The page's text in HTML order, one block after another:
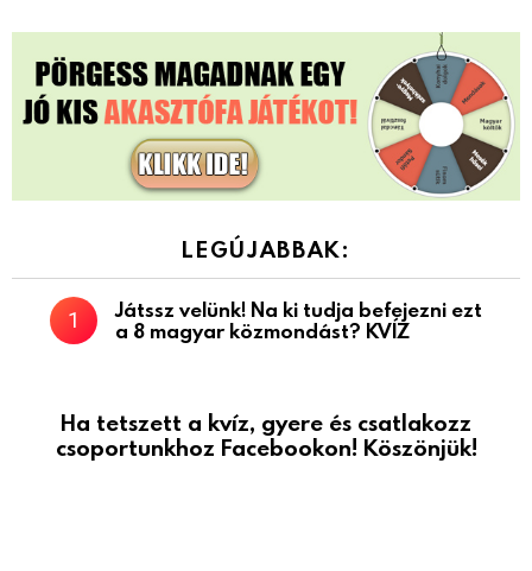
LEGÚJABBAK:
Játssz velünk! Na ki tudja befejezni ezt
a 8 magyar közmondást? KVÍZ
Ha tetszett a kvíz, gyere és csatlakozz
csoportunkhoz Facebookon! Köszönjük!